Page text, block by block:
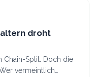
droht
Chain-Split. Doch die
vermeintlich